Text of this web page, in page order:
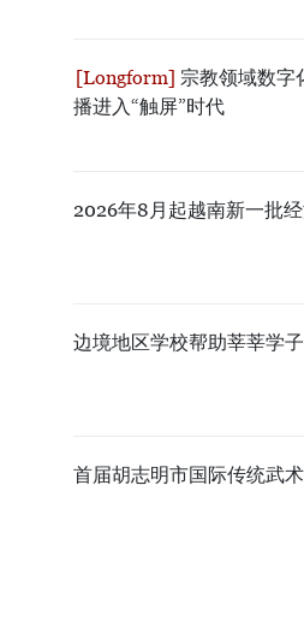
宗教领域数字
播进入“触屏”时代
2026年8月起越南新一批
边境地区学校帮助莘莘学
首届胡志明市国际传统武